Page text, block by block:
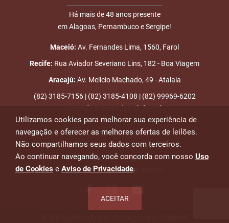
Há mais de 48 anos presente
em Alagoas, Pernambuco e Sergipe!
Maceió: Av. Fernandes Lima, 1560, Farol
Recife: Rua Aviador Severiano Lins, 182 - Boa Viagem
Aracajú: Av. Melicio Machado, 49 - Atalaia
(82) 3185-7156 | (82) 3185-4108 | (82) 99969-6202
Segunda a Sexta das 8h às 18h
Emails para contato:
atendimento@leiloesfreire.com.br
osmanleiloesfreire@gmail.com
alexandre@leiloesfreire.com.br
Utilizamos cookies para melhorar sua experiência de
navegação e oferecer as melhores ofertas de leilões.
Não compartilhamos seus dados com terceiros.
Ao continuar navegando, você concorda com nosso Uso
de Cookies e Aviso de Privacidade.
ACEITAR